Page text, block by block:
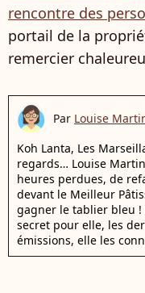
rencontre des
portail de la
remercier
Par Louise
Koh Lanta, Les
regards… Louise
heures perdues, de
devant le Meilleur
gagner le tablier bleu !
secret pour elle, les
émissions, elle les